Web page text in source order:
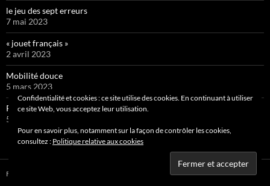
le jeu des sept erreurs
7 mai 2023
« jouet français »
2 avril 2023
Mobilité douce
5 mars 2023
Pipelette 9
5 février 2023
Fièrement propulsé par WordPress
Confidentialité et cookies : ce site utilise des cookies. En continuant à utiliser
ce site Web, vous acceptez leur utilisation.
Pour en savoir plus, notamment sur la façon de contrôler les cookies,
consultez : Politique relative aux cookies